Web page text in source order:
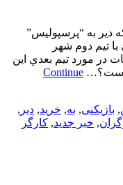
دیر به “پرسپولیس”
تيم دوم شهر
در مورد تيم بعدي اين
است؟… Continue
, بازیکنی, به, خرید, دیر ,
, خبر جدید, کارگر